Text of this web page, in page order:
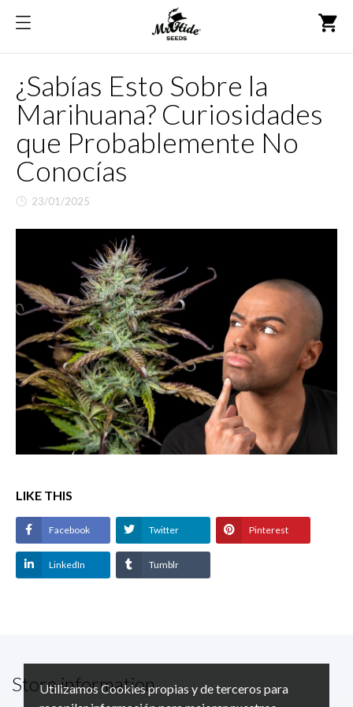
Utilizamos Cookies propias y de terceros para
shopping_cart
¿Sabías Esto Sobre la
Marihuana? Curiosidades
que Probablemente No
Conocías
23/01/2025
LIKE THIS
Facebook Twitter Pinterest
LinkedIn Tumblr
Store information